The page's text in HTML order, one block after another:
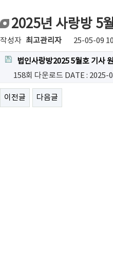
2025년 사랑방 5
작성자 최고관리자 25-05-09
법인사랑방2025 5월호 기사
158회 다운로드 DATE : 2025-
이전글 다음글